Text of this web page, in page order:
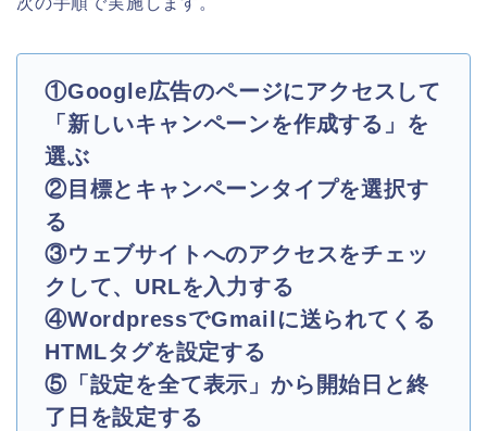
①Google広告のページにアクセスして
「新しいキャンペーンを作成する」を
選ぶ
②目標とキャンペーンタイプを選択す
る
③ウェブサイトへのアクセスをチェッ
クして、URLを入力する
④WordpressでGmailに送られてくる
HTMLタグを設定する
⑤「設定を全て表示」から開始日と終
了日を設定する